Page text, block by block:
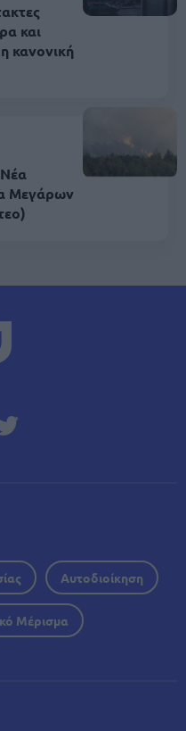
και
κανονική
Μεγάρων
Αυτοδιοίκηση
Μέρισμα